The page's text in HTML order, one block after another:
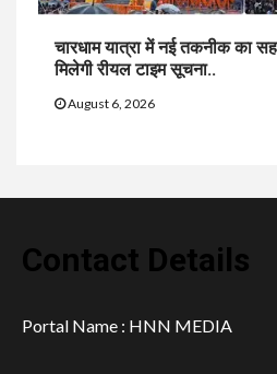
चारधाम यात्रा में नई तकनीक का
मिलेगी रीयल टाइम सूचना..
August 6, 2026
Contact Details
Portal Name : HNN MEDIA